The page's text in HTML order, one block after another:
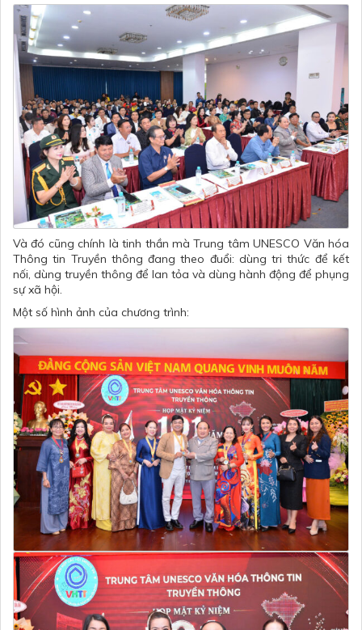
Và đó cũng chính là tinh thần mà Trung tâm UNESCO Văn hóa
Thông tin Truyền thông đang theo đuổi: dùng tri thức để kết
nối, dùng truyền thông để lan tỏa và dùng hành động để phụng
sự xã hội.
Một số hình ảnh của chương trình: